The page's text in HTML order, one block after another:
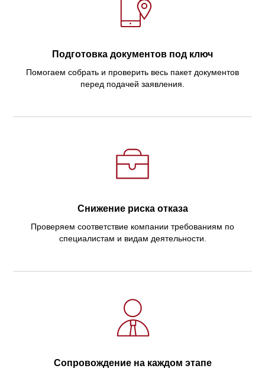
Подготовка документов под ключ
Помогаем собрать и проверить весь пакет документов
перед подачей заявления.
Снижение риска отказа
Проверяем соответствие компании требованиям по
специалистам и видам деятельности.
Сопровождение на каждом этапе